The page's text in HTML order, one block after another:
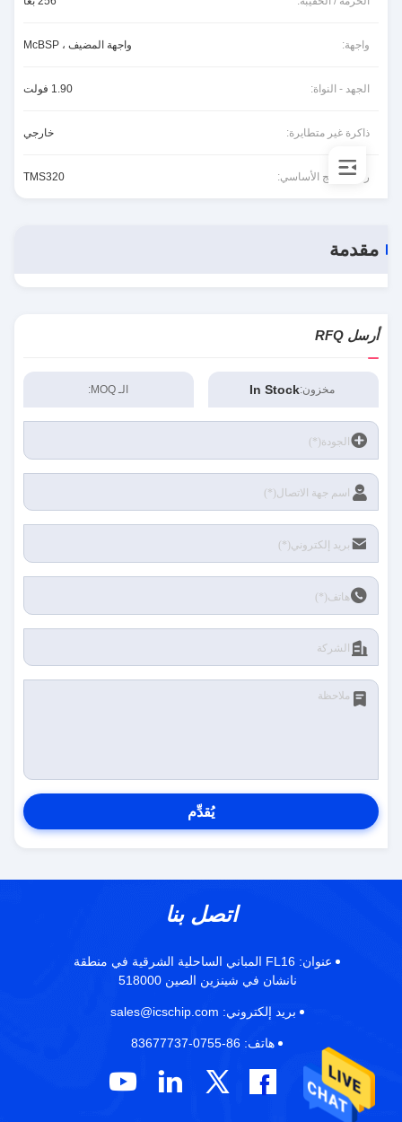
واجهة: واجهة المضيف ، McBSP
الجهد - النواة: 1.90 فولت
ذاكرة غير متطايرة: خارجي
رقم المنتج الأساسي: TMS320
مقدمة
أرسل RFQ
مخزون:In Stock الـ MOQ:
يُقدِّم
اتصل بنا
عنوان:
FL16 المباني الساحلية الشرقية في منطقة
نانشان في شينزين الصين 518000
بريد إلكتروني:
هاتف: